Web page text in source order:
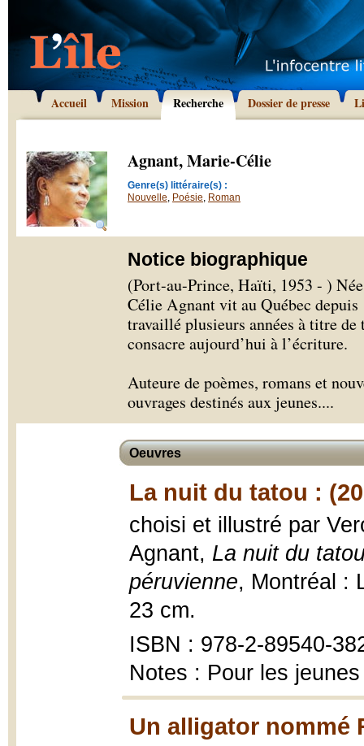
Accueil Mission Recherche Dossier de presse
Agnant, Marie-Célie
Genre(s) littéraire(s) :
Nouvelle, Poésie, Roman
Notice biographique
(Port-au-Prince, Haïti, 1953 - )
Célie Agnant vit au Québec
travaillé plusieurs années à titre
consacre aujourd’hui à l’écriture.
Auteure de poèmes, romans et
ouvrages destinés aux jeunes....
Oeuvres
La nuit du tatou :
choisi et illustré par
Agnant, La nuit du
péruvienne, Montréal :
23 cm.
ISBN : 978-2-89540-
Notes : Pour les jeunes
Un alligator nommé